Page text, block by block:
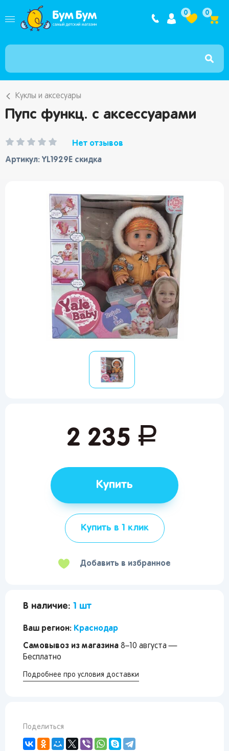
Интернет
0 0
Куклы и аксесуары
Пупс функц. с аксессуарами
Нет отзывов
Артикул: YL1929E скидка
2 235 руб.
Купить
Купить в 1 клик
Добавить в избранное
В наличие: 1 шт
Ваш регион: Краснодар
Самовывоз из магазина 8–10 августа —
Бесплатно
Подробнее про условия доставки
Поделиться